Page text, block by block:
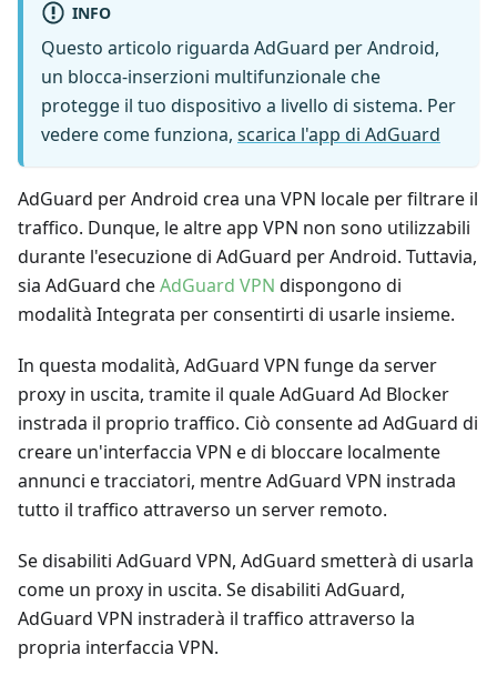
INFO
Questo articolo riguarda AdGuard per Android,
un blocca-inserzioni multifunzionale che
protegge il tuo dispositivo a livello di sistema. Per
vedere come funziona, scarica l'app di AdGuard
AdGuard per Android crea una VPN locale per filtrare il
traffico. Dunque, le altre app VPN non sono utilizzabili
durante l'esecuzione di AdGuard per Android. Tuttavia,
sia AdGuard cheAdGuard VPN dispongono di
modalità Integrata per consentirti di usarle insieme.
In questa modalità, AdGuard VPN funge da server
proxy in uscita, tramite il quale AdGuard Ad Blocker
instrada il proprio traffico. Ciò consente ad AdGuard di
creare un'interfaccia VPN e di bloccare localmente
annunci e tracciatori, mentre AdGuard VPN instrada
tutto il traffico attraverso un server remoto.
Se disabiliti AdGuard VPN, AdGuard smetterà di usarla
come un proxy in uscita. Se disabiliti AdGuard,
AdGuard VPN instraderà il traffico attraverso la
propria interfaccia VPN.